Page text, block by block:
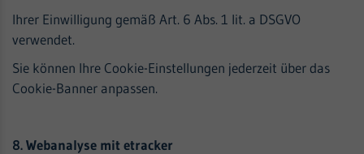
Ihrer Einwilligung gemäß Art. 6 Abs. 1 lit. a DSGVO
verwendet.
Sie können Ihre Cookie-Einstellungen jederzeit über das
Cookie-Banner anpassen.
8. Webanalyse mit etracker